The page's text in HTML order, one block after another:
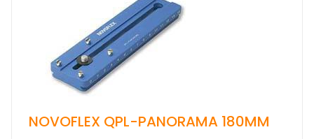
NOVOFLEX QPL-PANORAMA 180MM